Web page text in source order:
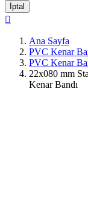
İptal

Ana Sayfa
PVC Kenar
PVC Kenar
22x080 mm
Kenar Bandı